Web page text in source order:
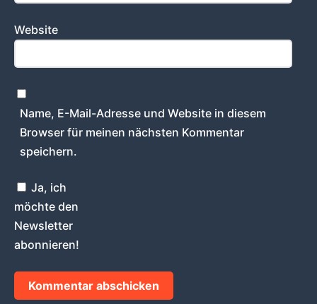
Website
Name, E-Mail-Adresse und Website in diesem
Browser für meinen nächsten Kommentar
speichern.
Ja, ich
möchte den
Newsletter
abonnieren!